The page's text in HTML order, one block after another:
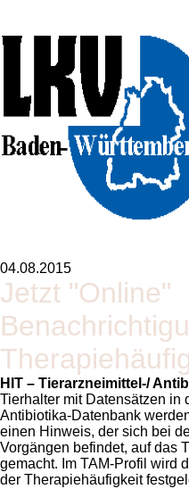
04.08.2015
Jetzt "Online"
HIT – Tierarzneimittel-/
Tierhalter mit Datensätzen in
Antibiotika-Datenbank
einen Hinweis, der sich bei
Vorgängen befindet, auf das
gemacht. Im TAM-Profil wird
der Therapiehäufigkeit